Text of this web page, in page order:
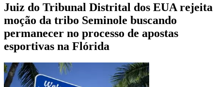
Juiz do Tribunal Distrital dos EUA rejeita
moção da tribo Seminole buscando
permanecer no processo de apostas
esportivas na Flórida